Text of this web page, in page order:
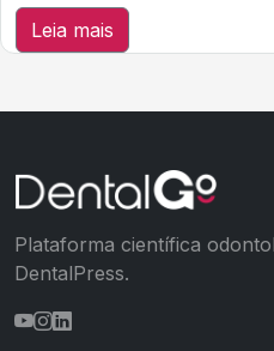
Leia mais
Plataforma científica
DentalPress.